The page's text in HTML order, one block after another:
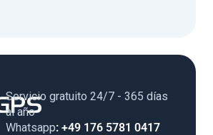
Servicio gratuito 24/7 - 365 días
al año
Whatsapp: +49 176 5781 0417